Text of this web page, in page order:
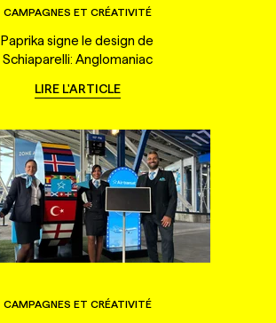
CAMPAGNES ET CRÉATIVITÉ
Paprika signe le design de
Schiaparelli: Anglomaniac
LIRE L'ARTICLE
CAMPAGNES ET CRÉATIVITÉ